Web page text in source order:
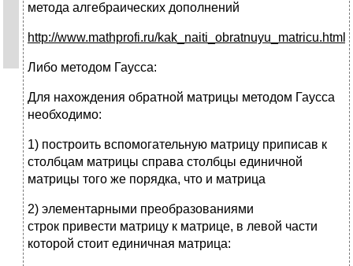
метода алгебраических дополнений
http://www.mathprofi.ru/kak_naiti_obratnuyu_matricu.html
Либо методом Гаусса:
Для нахождения обратной матрицы методом Гаусса
необходимо:
1) построить вспомогательную матрицу приписав к
столбцам матрицы справа столбцы единичной
матрицы того же порядка, что и матрица
2) элементарными преобразованиями
строк привести матрицу к матрице, в левой части
которой стоит единичная матрица: